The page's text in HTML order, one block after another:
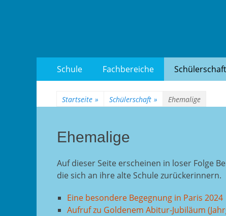
Erstes
Menü
Inhalt:
Schule Fachbereiche Schülerschaft
Startseite » Schülerschaft » Ehemalige
Ehemalige
Auf dieser Seite erscheinen in loser Folge
die sich an ihre alte Schule zurückerinnern.
Eine besondere Begegnung in Paris 2024
Aufruf zu Goldenem Abitur-Jubiläum